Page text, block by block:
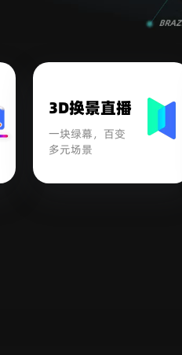
3D换景直播
一块绿幕，百变
多元场景